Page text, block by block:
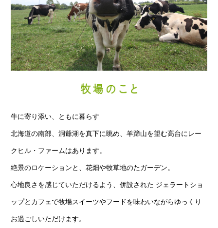
牛に寄り添い、ともに暮らす
北海道の南部、洞爺湖を真下に眺め、羊蹄山を望む高台にレー
クヒル・ファームはあります。
絶景のロケーションと、花畑や牧草地のたガーデン。
心地良さを感じていただけるよう、併設された ジェラートショ
ップとカフェで牧場スイーツやフードを味わいながらゆっくり
お過ごしいただけます。